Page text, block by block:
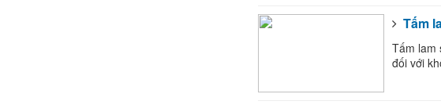
Tấm
Tấm lam
đối với